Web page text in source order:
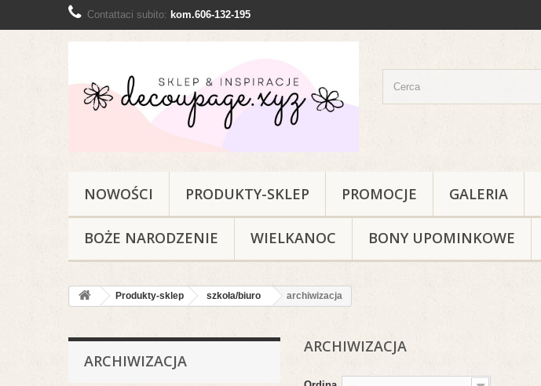
Contattaci subito: kom.606-132-195
NOWOŚCI PRODUKTY-SKLEP PROMOCJE GALERIA
BOŻE NARODZENIE WIELKANOC BONY UPOMINKOWE
Produkty-sklep szkoła/biuro archiwizacja
ARCHIWIZACJA
ARCHIWIZACJA